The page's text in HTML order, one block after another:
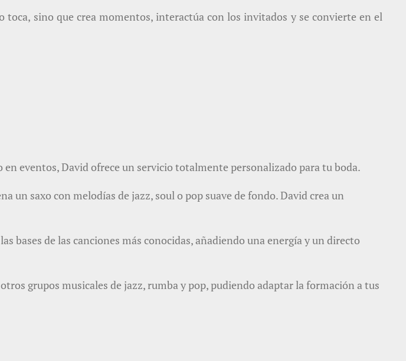
sino que crea momentos, interactúa con los invitados y se convierte en el
eventos, David ofrece un servicio totalmente personalizado para tu boda.
un saxo con melodías de jazz, soul o pop suave de fondo. David crea un
bases de las canciones más conocidas, añadiendo una energía y un directo
grupos musicales de jazz, rumba y pop, pudiendo adaptar la formación a tus